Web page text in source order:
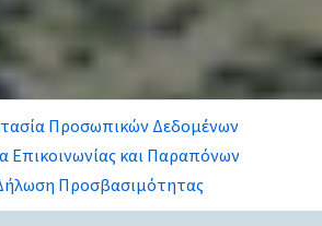
Προσωπικών Δεδομένων
Επικοινωνίας και Παραπόνων
Προσβασιμότητας